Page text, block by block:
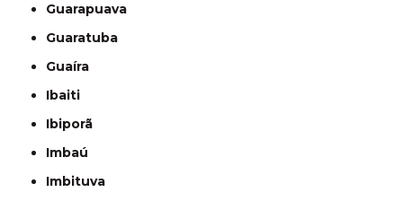
Guarapuava
Guaratuba
Guaíra
Ibaiti
Ibiporã
Imbaú
Imbituva